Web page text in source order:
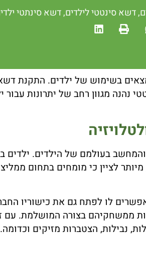
,דשא סינטטי לילדים,דשא סינתטי
בשימוש של ילדים. התקנת דשא
נהנה מגוון רחב של יתרונות
והמחשב בעולמם של הילדים.
לציין כי מומחים בתחום
לו לפתח גם את כישוריו
ממשחקיהם בצורה המושלמת. עם
נבילות, הצטברות מזיקים